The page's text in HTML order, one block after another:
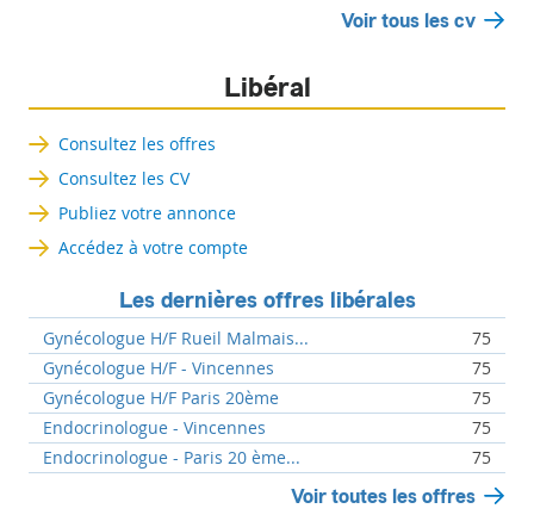
Voir tous les cv
Libéral
Consultez les offres
Consultez les CV
Publiez votre annonce
Accédez à votre compte
Les dernières offres libérales
Gynécologue H/F Rueil Malmais...
75
Gynécologue H/F - Vincennes
75
Gynécologue H/F Paris 20ème
75
Endocrinologue - Vincennes
75
Endocrinologue - Paris 20 ème...
75
Voir toutes les offres